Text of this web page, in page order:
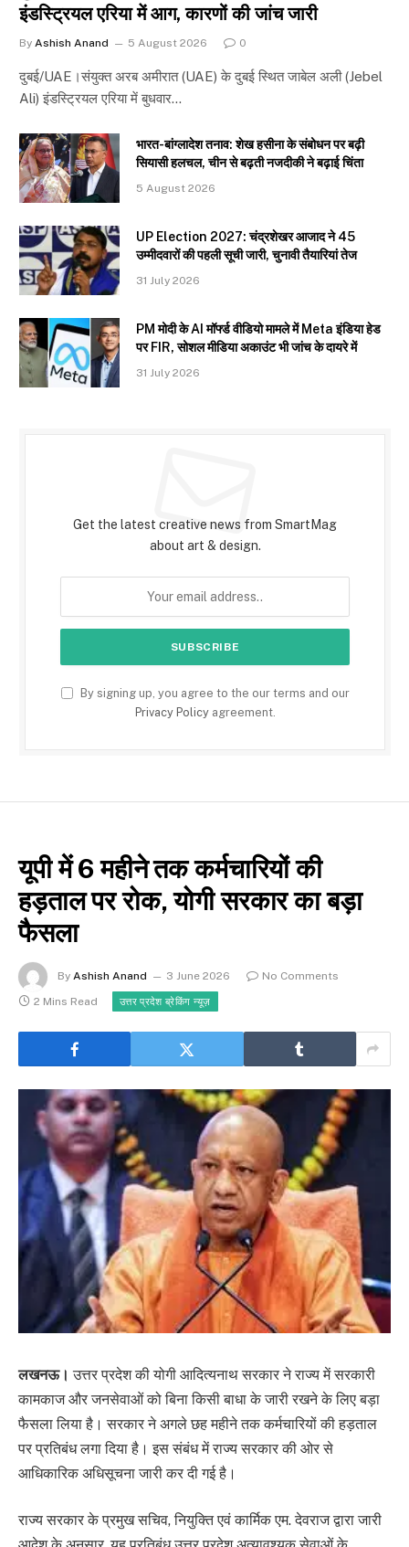
इंडस्ट्रियल एरिया में आग, कारणों की जांच जारी
By Ashish Anand 5 August 2026 0
दुबई/UAE।संयुक्त अरब अमीरात (UAE) के दुबई स्थित जाबेल अली (Jebel
Ali) इंडस्ट्रियल एरिया में बुधवार…
भारत-बांग्लादेश तनाव: शेख हसीना के संबोधन पर बढ़ी
सियासी हलचल, चीन से बढ़ती नजदीकी ने बढ़ाई चिंता
5 August 2026
UP Election 2027: चंद्रशेखर आजाद ने 45
उम्मीदवारों की पहली सूची जारी, चुनावी तैयारियां तेज
31 July 2026
PM मोदी के AI मॉर्फ्ड वीडियो मामले में Meta इंडिया हेड
पर FIR, सोशल मीडिया अकाउंट भी जांच के दायरे में
31 July 2026
Get the latest creative news from SmartMag
about art & design.
By signing up, you agree to the our terms and our
Privacy Policyagreement.
यूपी में 6 महीने तक कर्मचारियों की
हड़ताल पर रोक, योगी सरकार का बड़ा
फैसला
By Ashish Anand 3 June 2026
No Comments
2 Mins Read
उत्तर प्रदेश ब्रेकिंग न्यूज़
लखनऊ। उत्तर प्रदेश की योगी आदित्यनाथ सरकार ने राज्य में सरकारी
कामकाज और जनसेवाओं को बिना किसी बाधा के जारी रखने के लिए बड़ा
फैसला लिया है। सरकार ने अगले छह महीने तक कर्मचारियों की हड़ताल
पर प्रतिबंध लगा दिया है। इस संबंध में राज्य सरकार की ओर से
आधिकारिक अधिसूचना जारी कर दी गई है।
राज्य सरकार के प्रमुख सचिव, नियुक्ति एवं कार्मिक एम. देवराज द्वारा जारी